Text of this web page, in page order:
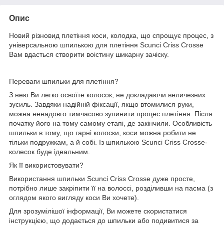
Опис
Новий різновид плетіння коси, колодка, що спрощує процес, з
універсальною шпилькою для плетіння Scunci Criss Crosse
Вам вдасться створити воістину шикарну зачіску.
Переваги шпильки для плетіння?
З нею Ви легко освоїте колосок, не докладаючи величезних
зусиль. Завдяки надійній фіксації, якщо втомилися руки,
можна ненадовго тимчасово зупинити процес плетіння. Після
початку його на тому самому етапі, де закінчили. Особливість
шпильки в тому, що гарні колоски, коси можна робити не
тільки подружкам, а й собі. Із шпилькою Scunci Criss Crosse-
колесок буде ідеальним.
Як її використовувати?
Використання шпильки Scunci Criss Crosse дуже просте,
потрібно лише закріпити її на волоссі, розділивши на пасма (з
оглядом якого вигляду коси Ви хочете).
Для зрозумілішої інформації, Ви можете скористатися
інструкцією, що додається до шпильки або подивитися за